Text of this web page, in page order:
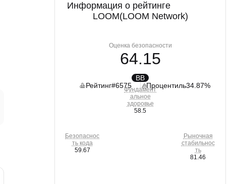
Информация о рейтинге
LOOM(LOOM Network)
Оценка безопасности
64.15
BB
Рейтинг#6575 Процентиль34.87%
Фундамент
альное
здоровье
58.5
Безопаснос
ть кода
59.67
Рыночная
стабильнос
ть
81.46